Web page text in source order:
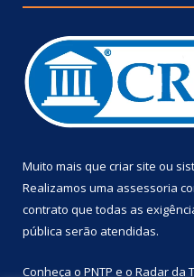
Muito mais que criar site ou
Realizamos uma assessoria
contrato que todas as
pública serão atendidas.
Conheça o PNTP e o Radar da